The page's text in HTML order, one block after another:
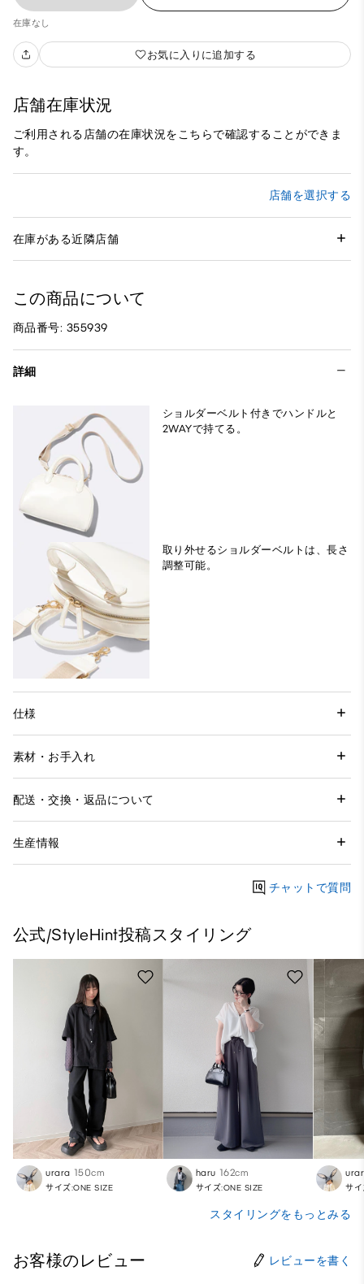
在庫なし
お気に入りに追加する
店舗在庫状況
ご利用される店舗の在庫状況をこちらで確認することができま
す。
店舗を選択する
在庫がある近隣店舗
この商品について
商品番号: 355939
詳細
ショルダーベルト付きでハンドルと
2WAYで持てる。
取り外せるショルダーベルトは、長さ
調整可能。
仕様
素材・お手入れ
配送・交換・返品について
生産情報
チャットで質問
公式/StyleHint投稿スタイリング
urara 150cm
サイズ:ONE SIZE
haru 162cm
サイズ:ONE SIZE サ
スタイリングをもっとみる
お客様のレビュー レビューを書く